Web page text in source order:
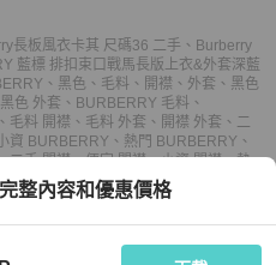
長板風衣卡其 尺碼36 二手 、 Burberry
藍標 排扣束口戰馬長版上衣&外套深藍
、 黑色 、 毛料 、 開襟 、 外套 、 黑色
黑色 外套 、 BURBERRY 毛料 、
、 毛料 開襟 、 毛料 外套 、 開襟 外套 、 二
資 BURBERRY 、 熱門 BURBERRY 、
二手 開襟、便宜 開襟、小資 開襟、熱
套、 便宜 外套、小資 外套
整內容和優惠價格